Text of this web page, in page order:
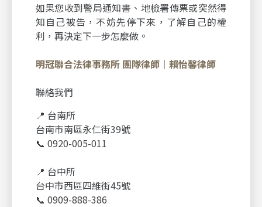
如果您收到警局通知書、地檢署傳票或突然得
知自己被告，不妨先停下來，了解自己的權
利，再決定下一步怎麼做。
明冠聯合法律事務所 團隊律師｜賴怡馨律師
聯絡我們
📍 台南所
台南市南區永仁街39號
📞 0920-005-011
📍 台中所
台中市西區四維街45號
📞 0909-888-386